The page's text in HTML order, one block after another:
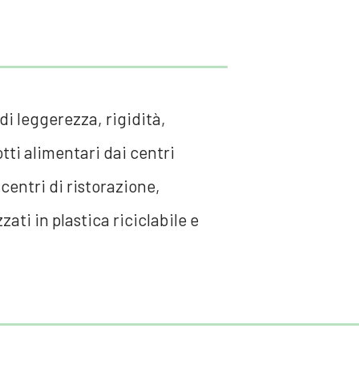
leggerezza, rigidità,
alimentari dai centri
di ristorazione,
in plastica riciclabile e